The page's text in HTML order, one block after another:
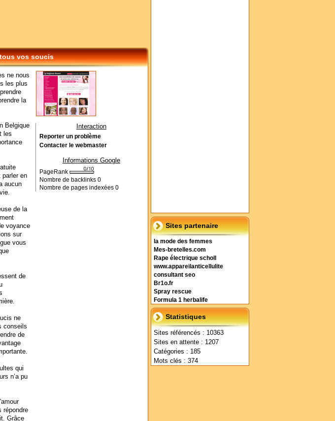
Sites partenaire
la mode des femmes
Mes-bretelles.com
Rape électrique scholl
www.appareilanticellulite
consultant seo
Br1o.fr
Spray rescue
Formula 1 herbalife
Statistiques
Sites référencés : 10363
Sites en attente : 1207
Catégories : 185
Mots clés : 374
vos soucis
ne nous
les plus
la
Belgique
les
parler en
aucun
de la
voyance
sur
vous
de
ne
conseils
de
qui
n’a pu
répondre
Grâce
Interaction
Reporter un problème
Contacter le webmaster
Informations Google
PageRank
Nombre de backlinks 0
Nombre de pages indexées 0